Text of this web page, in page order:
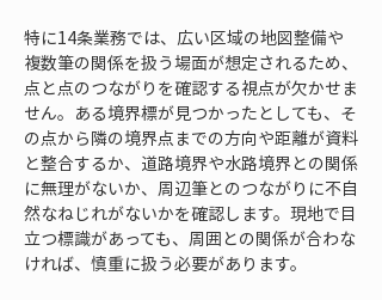
特に14条業務では、広い区域の地図整備や
複数筆の関係を扱う場面が想定されるため、
点と点のつながりを確認する視点が欠かせま
せん。ある境界標が見つかったとしても、そ
の点から隣の境界点までの方向や距離が資料
と整合するか、道路境界や水路境界との関係
に無理がないか、周辺筆とのつながりに不自
然なねじれがないかを確認します。現地で目
立つ標識があっても、周囲との関係が合わな
ければ、慎重に扱う必要があります。